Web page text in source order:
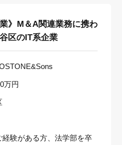
》M＆A関連業務に携わ
区のIT系企業
万円
経験がある方、法学部を卒